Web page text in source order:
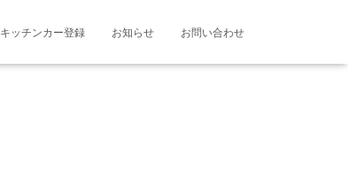
キッチンカー登録 お知らせ お問い合わせ